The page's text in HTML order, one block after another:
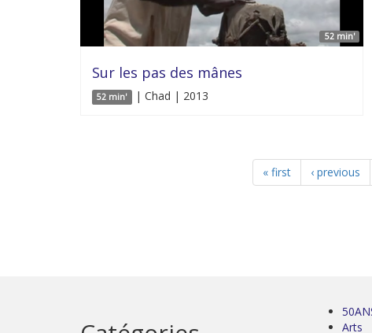
52 min'
Sur les pas des mânes
52 min' | Chad | 2013
« first ‹ previous
Arts